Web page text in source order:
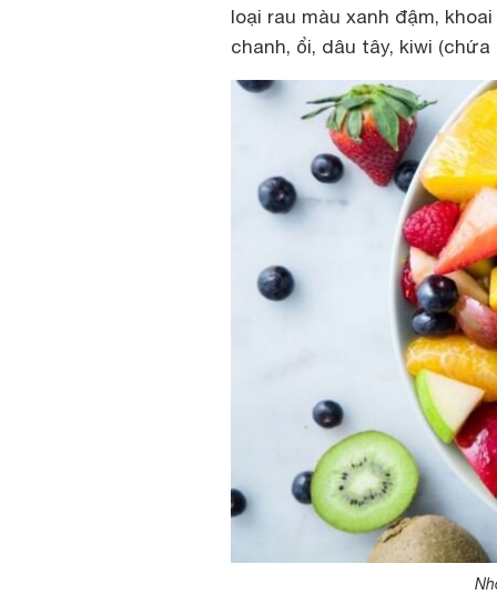
loại rau màu xanh đậm,
chanh, ổi, dâu tây, kiwi (chứa